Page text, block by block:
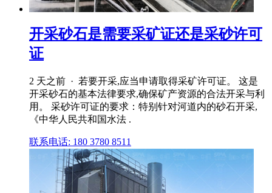
开采砂石是需要采矿证还是采砂许可
证
2 天之前 · 若要开采,应当申请取得采矿许可证。 这是
开采砂石的基本法律要求,确保矿产资源的合法开采与利
用。 采砂许可证的要求：特别针对河道内的砂石开采,
《中华人民共和国水法 .
联系电话: 180 3780 8511